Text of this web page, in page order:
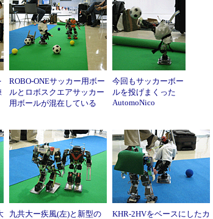
ROBO-ONEサッカー用ボー
ルとロボスクエアサッカー
用ボールが混在している
今回もサッカーボー
ルを投げまくった
AutomoNico
九共大ー疾風(左)と新型の
KHR-2HVをベースにしたカ